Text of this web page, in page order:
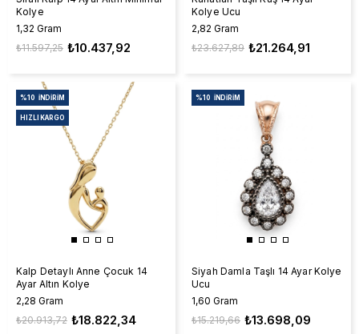
Kolye
1,32 Gram
₺10.437,92
₺11.597,25
Kolye Ucu
2,82 Gram
₺21.264,91
₺23.627,89
Kalp Detaylı Anne Çocuk 14
Ayar Altın Kolye
2,28 Gram
₺18.822,34
₺20.913,72
%10 İNDIRIM
HIZLI KARGO
Siyah Damla Taşlı 14 Ayar Kolye
Ucu
1,60 Gram
₺13.698,09
₺15.219,66
%10 İNDIRIM